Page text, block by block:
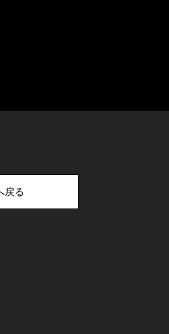
戻る